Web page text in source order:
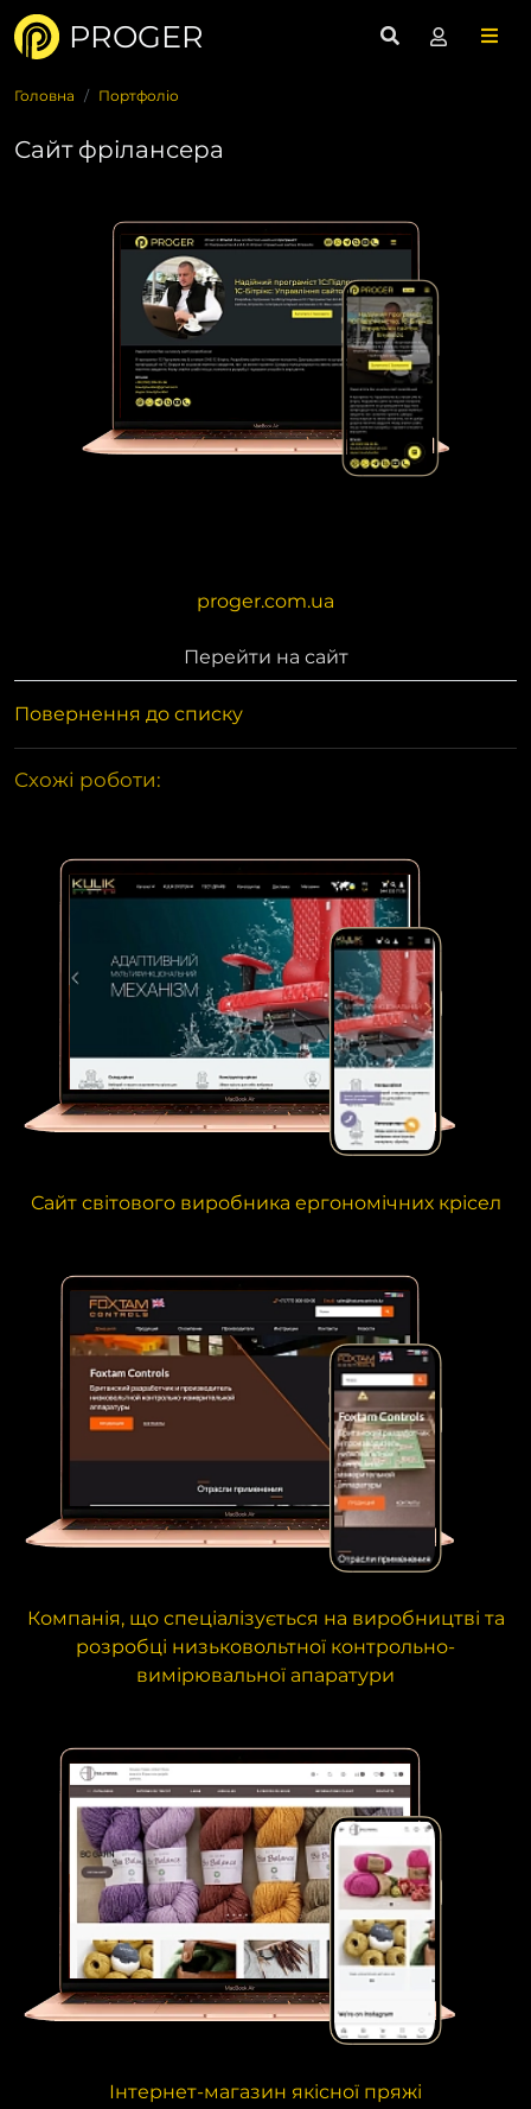
PROGER
Головна Портфоліо
Сайт фрілансера
proger.com.ua
Перейти на сайт
Повернення до списку
Схожі роботи:
Сайт світового виробника ергономічних крісел
Компанія, що спеціалізується на виробництві та
розробці низьковольтної контрольно-
вимірювальної апаратури
Інтернет-магазин якісної пряжі